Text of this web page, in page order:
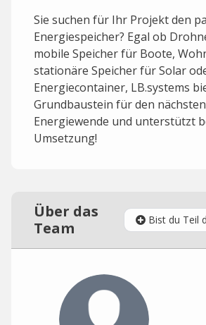
Sie suchen für Ihr Projekt den
Energiespeicher? Egal ob
mobile Speicher für Boote,
stationäre Speicher für Solar
Energiecontainer, LB.systems
Grundbaustein für den
Energiewende und unterstützt
Umsetzung!
Über das
Team
Bist du Teil